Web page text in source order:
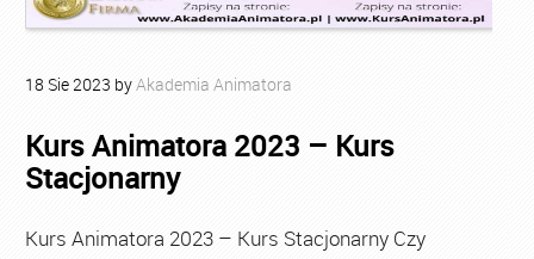
18 Sie2023 byAkademia Animatora
Kurs Animatora 2023 – Kurs
Stacjonarny
Kurs Animatora 2023 – Kurs Stacjonarny Czy